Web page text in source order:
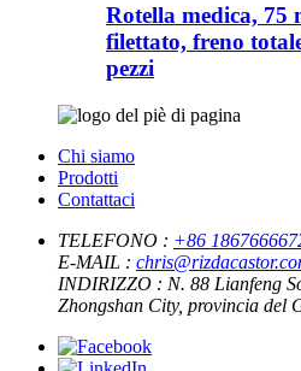
Rotella medica, 75
filettato, freno
pezzi
Chi siamo
Prodotti
Contattaci
TELEFONO : +86
E-MAIL :
INDIRIZZO : N. 88 Lianfeng
Zhongshan City, provincia del